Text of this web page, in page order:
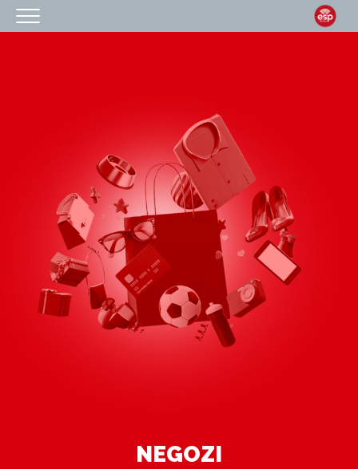
PROMOZIONI
NEGOZI
EVENTI
SERVIZI
IL TUO BUSINESS AL CENTRO
CONTATTI
NEGOZI